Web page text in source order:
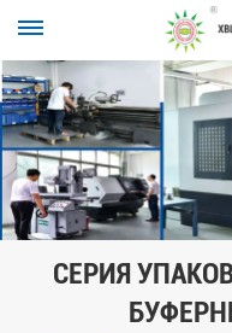
СЕРИЯ